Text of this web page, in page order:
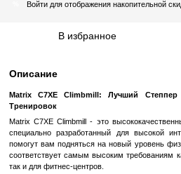
% Войтидля отображения